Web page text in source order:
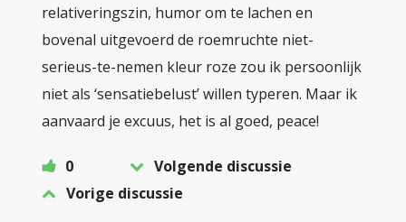
relativeringszin, humor om te lachen en
bovenal uitgevoerd de roemruchte niet-
serieus-te-nemen kleur roze zou ik persoonlijk
niet als ‘sensatiebelust’ willen typeren. Maar ik
aanvaard je excuus, het is al goed, peace!
0
Volgende discussie
Vorige discussie